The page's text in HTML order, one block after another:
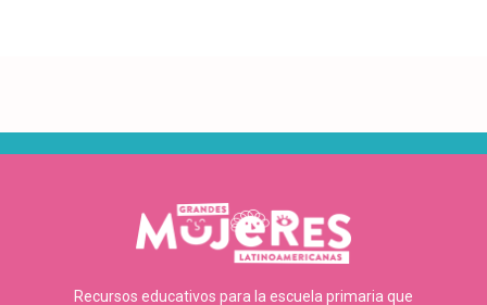
Recursos educativos para la escuela primaria que